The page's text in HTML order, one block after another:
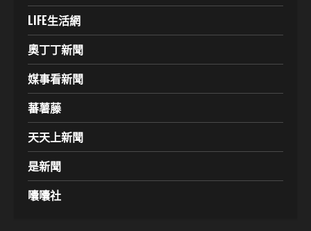
LIFE生活網
奧丁丁新聞
媒事看新聞
蕃薯藤
天天上新聞
是新聞
囔囔社